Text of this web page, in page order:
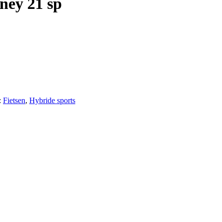
21 sp
Fietsen, Hybride sports